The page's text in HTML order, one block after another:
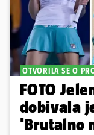
OTVORILA SE O
FOTO
dobivala
'Brutalno